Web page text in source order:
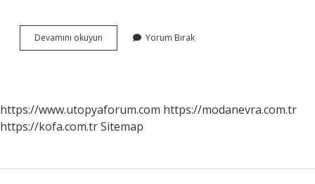
Devamını okuyun
Dönüm
Yorum Bırak
https://www.utopyaforum.com https://modanevra.com.tr
https://kofa.com.trSitemap